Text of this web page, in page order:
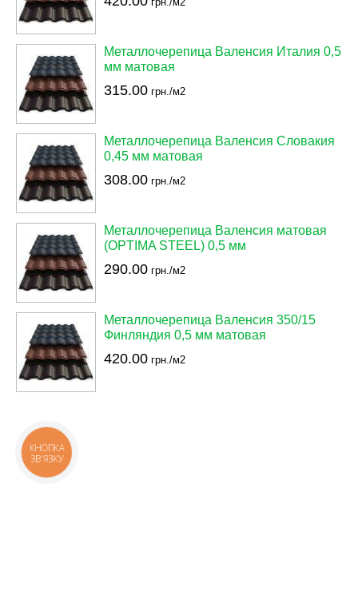
Металлочерепица Валенсия Италия 0,5
мм матовая
315.00 грн./м2
Металлочерепица Валенсия Словакия
0,45 мм матовая
308.00 грн./м2
Металлочерепица Валенсия матовая
(OPTIMA STEEL) 0,5 мм
290.00 грн./м2
Металлочерепица Валенсия 350/15
Финляндия 0,5 мм матовая
420.00 грн./м2
КНОПКА
ЗВ'ЯЗКУ